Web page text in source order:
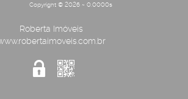
Copyright © 2026 ~ 0.0000s
Roberta Imóveis